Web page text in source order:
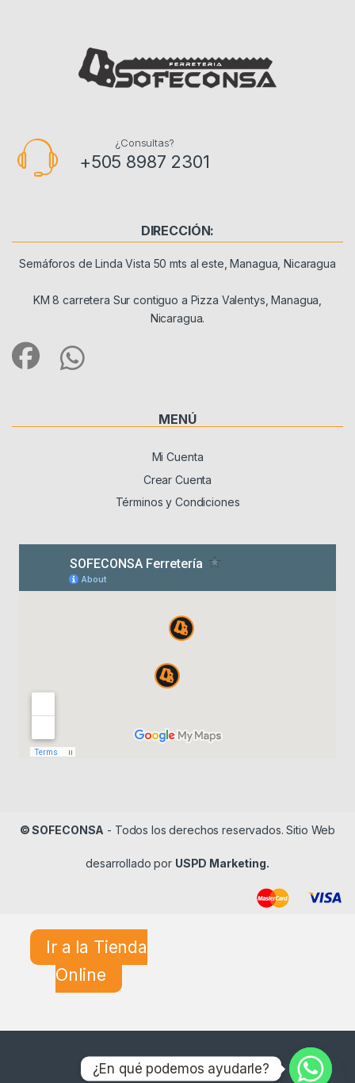
¿Consultas?
+505 8987 2301
DIRECCIÓN:
Semáforos de Linda Vista 50 mts al este, Managua, Nicaragua
KM 8 carretera Sur contiguo a Pizza Valentys, Managua,
Nicaragua.
MENÚ
Mi Cuenta
Crear Cuenta
Términos y Condiciones
© SOFECONSA - Todos los derechos reservados. Sitio Web
desarrollado por USPD Marketing.
Ir a la Tienda
Online
¿En qué podemos ayudarle?